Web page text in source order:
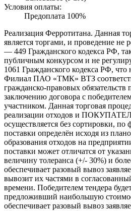
Условия оплаты:
Предоплата 100%
Реализация Ферротитана. Данная
является торгами, и проведение не
— 449 Гражданского кодекса РФ,
публичным конкурсом и не
1061 Гражданского кодекса РФ, что
Филиал ПАО «ТМК» ВТЗ
гражданско-правовых обязательств
заключению договора с
участником. Данная торговая
реализации отходов и
осуществляется без сортировки,
поставки определён исходя из
образования отходов на
поставки может отличатся от
величину толеранса (+/- 30%) и
обеспечивает разовый вывоз
вывозит их частями в
времени. Победителем тендера
предложивший наибольшую
обеспечивает разовый вывоз